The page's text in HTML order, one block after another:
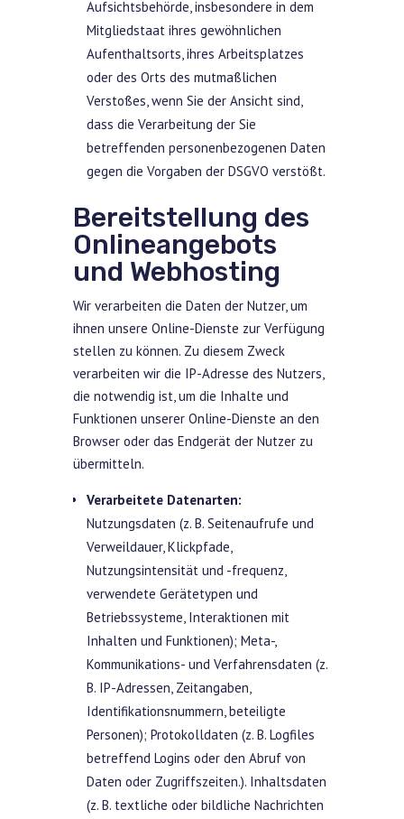
Aufsichtsbehörde, insbesondere in dem
Mitgliedstaat ihres gewöhnlichen
Aufenthaltsorts, ihres Arbeitsplatzes
oder des Orts des mutmaßlichen
Verstoßes, wenn Sie der Ansicht sind,
dass die Verarbeitung der Sie
betreffenden personenbezogenen Daten
gegen die Vorgaben der DSGVO verstößt.
Bereitstellung des
Onlineangebots
und Webhosting
Wir verarbeiten die Daten der Nutzer, um
ihnen unsere Online-Dienste zur Verfügung
stellen zu können. Zu diesem Zweck
verarbeiten wir die IP-Adresse des Nutzers,
die notwendig ist, um die Inhalte und
Funktionen unserer Online-Dienste an den
Browser oder das Endgerät der Nutzer zu
übermitteln.
Verarbeitete Datenarten:
Nutzungsdaten (z. B. Seitenaufrufe und
Verweildauer, Klickpfade,
Nutzungsintensität und -frequenz,
verwendete Gerätetypen und
Betriebssysteme, Interaktionen mit
Inhalten und Funktionen); Meta-,
Kommunikations- und Verfahrensdaten (z.
B. IP-Adressen, Zeitangaben,
Identifikationsnummern, beteiligte
Personen); Protokolldaten (z. B. Logfiles
betreffend Logins oder den Abruf von
Daten oder Zugriffszeiten.). Inhaltsdaten
(z. B. textliche oder bildliche Nachrichten